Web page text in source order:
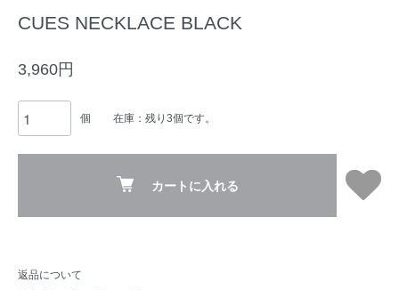
CUES NECKLACE BLACK
3,960円
個 在庫：残り3個です。
カートに入れる
返品について